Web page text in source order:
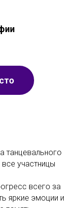
танцевального
участницы
всего за
яркие эмоции и